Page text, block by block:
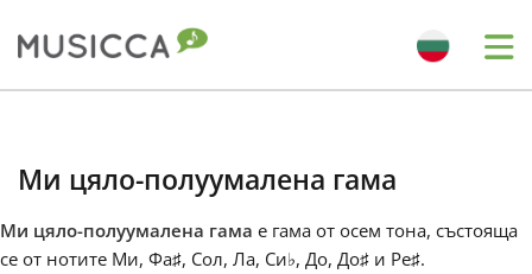
Български
Ми цяло-полуумалена гама
Ми цяло-полуумалена гама е гама от осем тона, състояща
се от нотите Ми, Фа♯, Сол, Ла, Си♭, До, До♯ и Ре♯.